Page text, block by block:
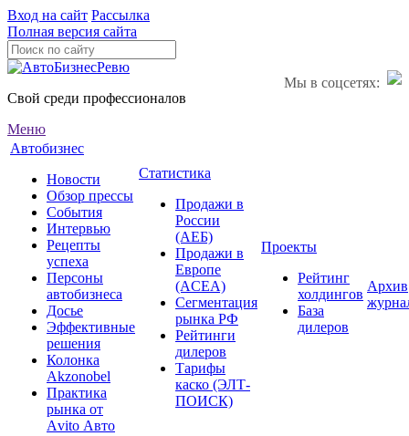
Вход на сайт Рассылка
Полная версия сайта
Мы в соцсетях:
Свой среди профессионалов
Меню
Автобизнес
Новости
Обзор прессы
События
Интервью
Рецепты
успеха
Персоны
автобизнеса
Досье
Эффективные
решения
Колонка
Akzonobel
Практика
рынка от
Аvito Авто
Статистика
Продажи в
России
(АЕБ)
Продажи в
Европе
(ACEA)
Сегментация
рынка РФ
Рейтинги
дилеров
Тарифы
каско (ЭЛТ-
ПОИСК)
Проекты
Рейтинг
холдингов
База
дилеров
Архив